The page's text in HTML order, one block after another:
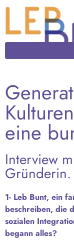
eine
Interview
Gründerin.
1- Leb Bunt, ein
beschreiben, die
sozialen
begann alles?